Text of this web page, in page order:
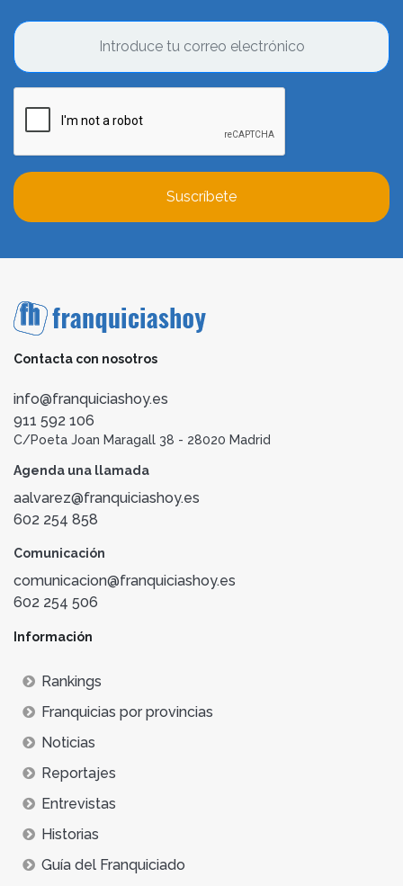
Suscríbete
Contacta con nosotros
info@franquiciashoy.es
911 592 106
C/Poeta Joan Maragall 38 - 28020 Madrid
Agenda una llamada
aalvarez@franquiciashoy.es
602 254 858
Comunicación
comunicacion@franquiciashoy.es
602 254 506
Información
Rankings
Franquicias por provincias
Noticias
Reportajes
Entrevistas
Historias
Guía del Franquiciado